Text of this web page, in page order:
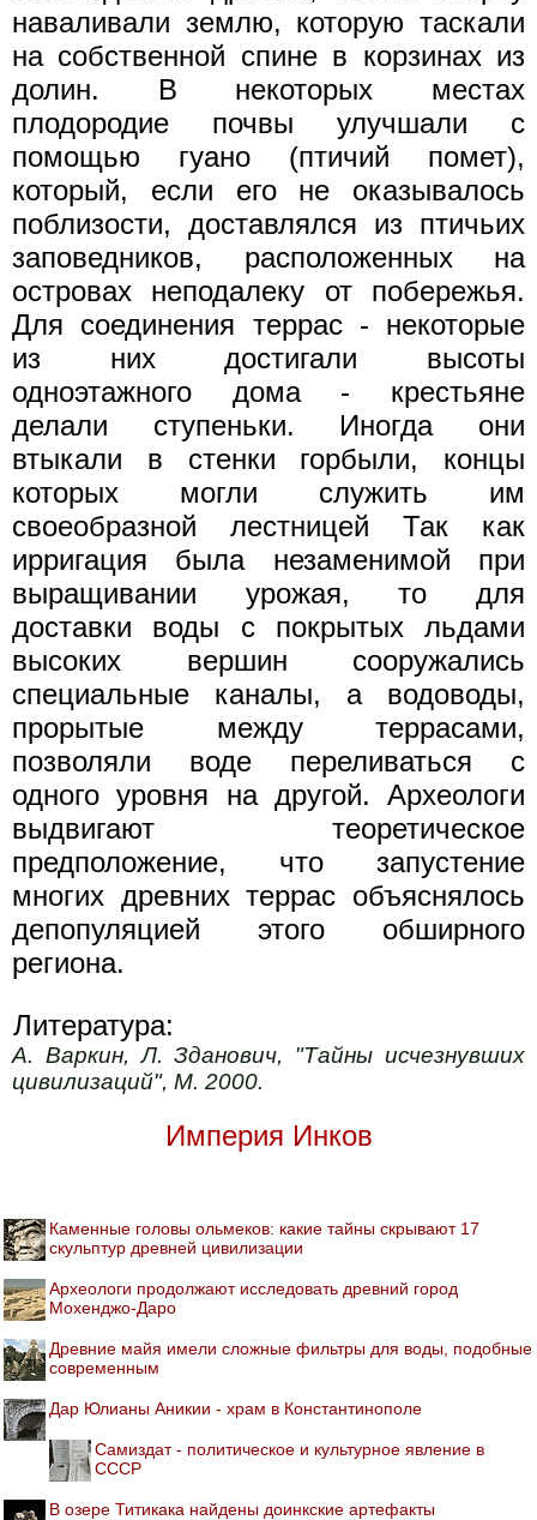
наваливали землю, которую таскали
на собственной спине в корзинах из
долин. В некоторых местах
плодородие почвы улучшали с
помощью гуано (птичий помет),
который, если его не оказывалось
поблизости, доставлялся из птичьих
заповедников, расположенных на
островах неподалеку от побережья.
Для соединения террас - некоторые
из них достигали высоты
одноэтажного дома - крестьяне
делали ступеньки. Иногда они
втыкали в стенки горбыли, концы
которых могли служить им
своеобразной лестницей Так как
ирригация была незаменимой при
выращивании урожая, то для
доставки воды с покрытых льдами
высоких вершин сооружались
специальные каналы, а водоводы,
прорытые между террасами,
позволяли воде переливаться с
одного уровня на другой. Археологи
выдвигают теоретическое
предположение, что запустение
многих древних террас объяснялось
депопуляцией этого обширного
региона.
Литература:
А. Варкин, Л. Зданович, "Тайны исчезнувших
цивилизаций", М. 2000.
Империя Инков
Каменные головы ольмеков: какие тайны скрывают 17
скульптур древней цивилизации
Археологи продолжают исследовать древний город
Мохенджо-Даро
Древние майя имели сложные фильтры для воды, подобные
современным
Дар Юлианы Аникии - храм в Константинополе
Самиздат - политическое и культурное явление в
СССР
В озере Титикака найдены доинкские артефакты